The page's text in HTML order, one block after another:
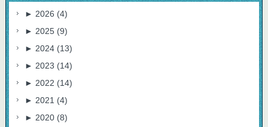
► 2026 (4)
► 2025 (9)
► 2024 (13)
► 2023 (14)
► 2022 (14)
► 2021 (4)
► 2020 (8)